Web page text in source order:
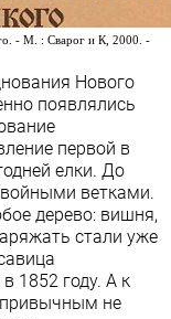
- М. : Сварог и К, 2000. -
Нового
появлялись
первой в
елки. До
ветками.
дерево: вишня,
стали уже
1852 году. А к
привычным не